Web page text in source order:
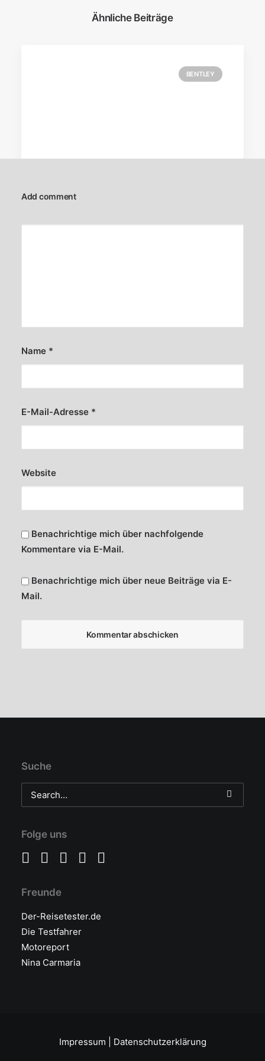
Ähnliche Beiträge
BENTLEY
Add comment
Name *
E-Mail-Adresse *
Website
Benachrichtige mich über nachfolgende
Kommentare via E-Mail.
Benachrichtige mich über neue Beiträge via E-
Mail.
Suche
Folge uns
Freunde
Der-Reisetester.de
Die Testfahrer
Motoreport
Nina Carmaria
Impressum Datenschutzerklärung